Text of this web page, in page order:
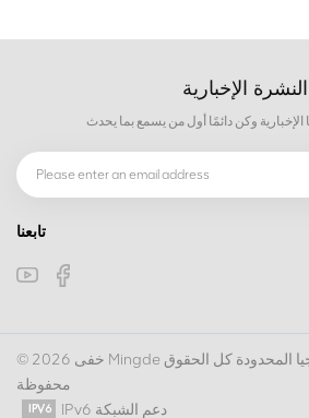
النشرة الإخبارية
تابعنا
© 2026 خفى Mingde الكهروضوئية التكنولوجيا المحدودة كل الحقوق
محفوظة
IPv6 دعم الشبكة